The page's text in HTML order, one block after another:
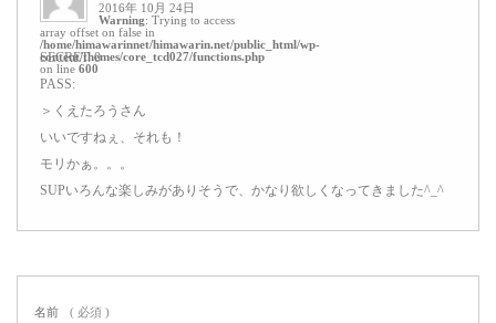
2016年 10月 24日
Warning: Trying to access
array offset on false in
/home/himawarinnet/himawarin.net/public_html/wp-
content/themes/core_tcd027/functions.php
on line 600
SECRET: 0
PASS:
＞くえたろうさん
いいですねぇ、それも！
モリかぁ。。。
SUPいろんな楽しみがありそうで、かなり欲しくなってきました^_^
名前 ( 必須 )